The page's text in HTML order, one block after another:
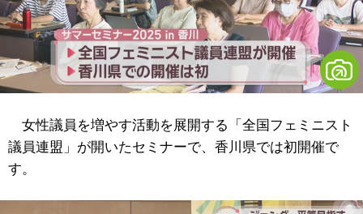
女性議員を増やす活動を展開する「全国フェミニスト
議員連盟」が開いたセミナーで、香川県では初開催で
す。